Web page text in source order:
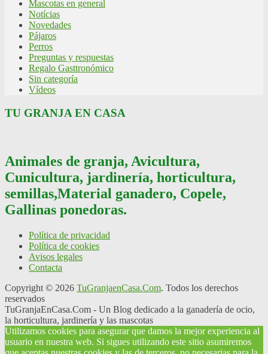
Mascotas en general
Notícias
Novedades
Pájaros
Perros
Preguntas y respuestas
Regalo Gasttronómico
Sin categoría
Vídeos
TU GRANJA EN CASA
Animales de granja, Avicultura,
Cunicultura, jardinería, horticultura,
semillas,Material ganadero, Copele,
Gallinas ponedoras.
Política de privacidad
Política de cookies
Avisos legales
Contacta
Copyright © 2026 TuGranjaenCasa.Com. Todos los derechos
reservados
TuGranjaEnCasa.Com - Un Blog dedicado a la ganadería de ocio,
la horticultura, jardinería y las mascotas
Utilizamos cookies para asegurar que damos la mejor experiencia al
usuario en nuestra web. Si sigues utilizando este sitio asumiremos